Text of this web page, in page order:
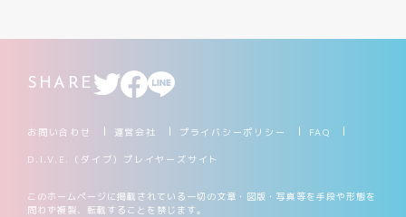
SHARE
お問い合わせ 運営会社 プライバシーポリシー FAQ
D.I.V.E.（ダイブ）プレイヤーズサイト
このホームページに掲載されている一切の文章・図版・写真等を手段や形態を
問わず複製、転載することを禁じます。